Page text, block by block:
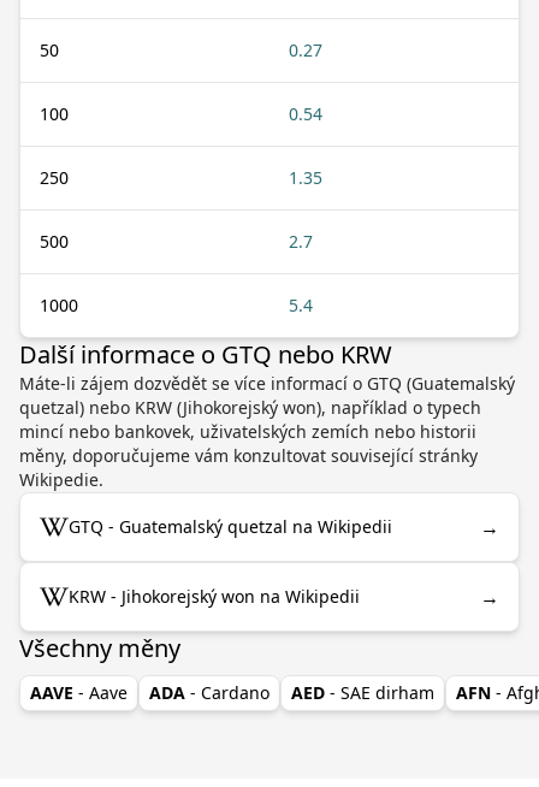
50 0.27
100 0.54
250 1.35
500 2.7
1000 5.4
Další informace o GTQ nebo KRW
Máte-li zájem dozvědět se více informací o GTQ (Guatemalský
quetzal) nebo KRW (Jihokorejský won), například o typech
mincí nebo bankovek, uživatelských zemích nebo historii
měny, doporučujeme vám konzultovat související stránky
Wikipedie.
GTQ - Guatemalský quetzal na Wikipedii →
KRW - Jihokorejský won na Wikipedii →
Všechny měny
AAVE - Aave ADA - Cardano AED - SAE dirham AFN -